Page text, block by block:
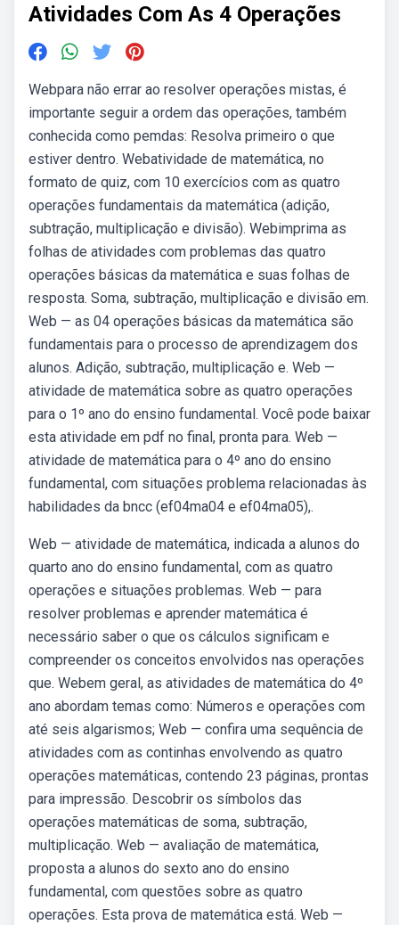
Atividades Com As 4 Operações
Webpara não errar ao resolver operações mistas, é
importante seguir a ordem das operações, também
conhecida como pemdas: Resolva primeiro o que
estiver dentro. Webatividade de matemática, no
formato de quiz, com 10 exercícios com as quatro
operações fundamentais da matemática (adição,
subtração, multiplicação e divisão). Webimprima as
folhas de atividades com problemas das quatro
operações básicas da matemática e suas folhas de
resposta. Soma, subtração, multiplicação e divisão em.
Web — as 04 operações básicas da matemática são
fundamentais para o processo de aprendizagem dos
alunos. Adição, subtração, multiplicação e. Web —
atividade de matemática sobre as quatro operações
para o 1º ano do ensino fundamental. Você pode baixar
esta atividade em pdf no final, pronta para. Web —
atividade de matemática para o 4º ano do ensino
fundamental, com situações problema relacionadas às
habilidades da bncc (ef04ma04 e ef04ma05),.
Web — atividade de matemática, indicada a alunos do
quarto ano do ensino fundamental, com as quatro
operações e situações problemas. Web — para
resolver problemas e aprender matemática é
necessário saber o que os cálculos significam e
compreender os conceitos envolvidos nas operações
que. Webem geral, as atividades de matemática do 4º
ano abordam temas como: Números e operações com
até seis algarismos; Web — confira uma sequência de
atividades com as continhas envolvendo as quatro
operações matemáticas, contendo 23 páginas, prontas
para impressão. Descobrir os símbolos das
operações matemáticas de soma, subtração,
multiplicação. Web — avaliação de matemática,
proposta a alunos do sexto ano do ensino
fundamental, com questões sobre as quatro
operações. Esta prova de matemática está. Web —